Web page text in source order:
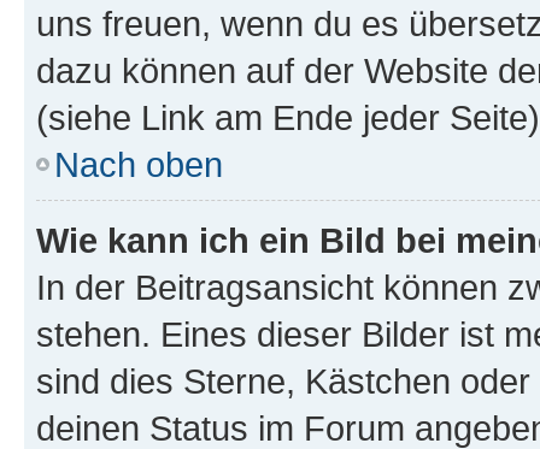
uns freuen, wenn du es
dazu können auf der Website
(siehe Link am Ende jeder
Nach oben
Wie kann ich ein Bild bei
In der Beitragsansicht können
stehen. Eines dieser Bilder ist
sind dies Sterne, Kästchen
deinen Status im Forum